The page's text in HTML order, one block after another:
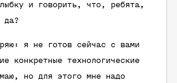
и говорить, что, ребята,
да?
я не готов сейчас с вами
конкретные технологические
но для этого мне надо